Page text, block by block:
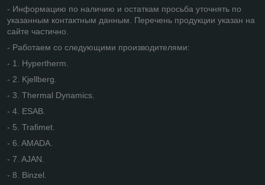
- Информацию по наличию и остаткам просьба уточнять по
указанным контактным данным. Перечень продукции указан на
сайте частично.
- Работаем со следующими производителями:
- 1. Hypertherm.
- 2. Kjellberg.
- 3. Thermal Dynamics.
- 4. ESAB.
- 5. Trafimet.
- 6. AMADA.
- 7. AJAN.
- 8. Binzel.